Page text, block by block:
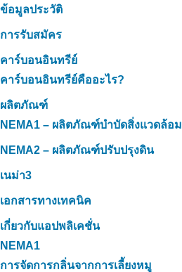
ข้อมูลประวัติ
การรับสมัคร
คาร์บอนอินทรีย์
คาร์บอนอินทรีย์คืออะไร?
ผลิตภัณฑ์
NEMA1 – ผลิตภัณฑ์บำบัดสิ่งแวดล้อม
NEMA2 – ผลิตภัณฑ์ปรับปรุงดิน
เนม่า3
เอกสารทางเทคนิค
เกี่ยวกับแอปพลิเคชั่น
NEMA1
การจัดการกลิ่นจากการเลี้ยงหมู